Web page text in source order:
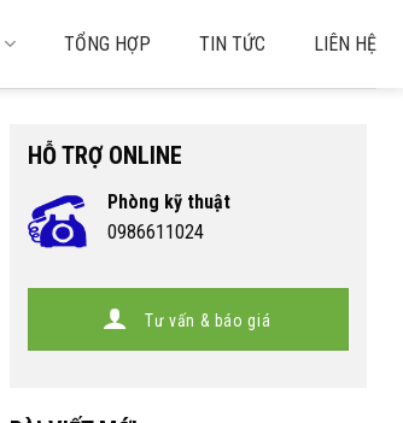
TỔNG HỢP TIN TỨC LIÊN HỆ
HỖ TRỢ ONLINE
Phòng kỹ thuật
0986611024
Tư vấn & báo giá